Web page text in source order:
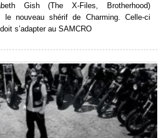
Gish (The X-Files, Brotherhood)
le nouveau shérif de Charming. Celle-ci
s’adapter au SAMCRO